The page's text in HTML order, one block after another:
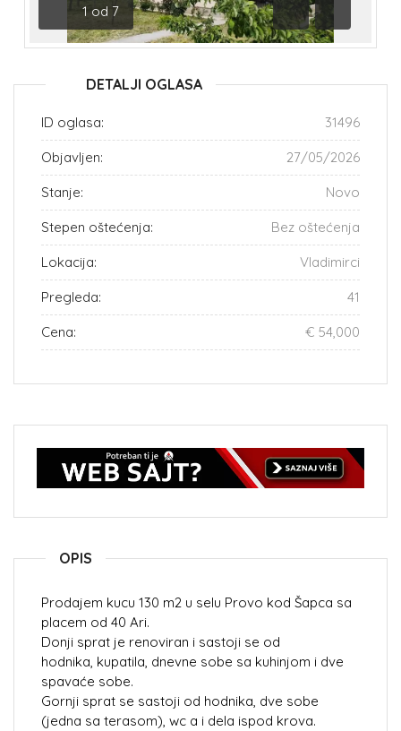
1 od 7
Prethodna
Sledeća
DETALJI OGLASA
ID oglasa: 31496
Objavljen: 27/05/2026
Stanje: Novo
Stepen oštećenja: Bez oštećenja
Lokacija: Vladimirci
Pregleda: 41
Cena: € 54,000
OPIS
Prodajem kucu 130 m2 u selu Provo kod Šapca sa
placem od 40 Ari.
Donji sprat je renoviran i sastoji se od
hodnika, kupatila, dnevne sobe sa kuhinjom i dve
spavaće sobe.
Gornji sprat se sastoji od hodnika, dve sobe
(jedna sa terasom), wc a i dela ispod krova.